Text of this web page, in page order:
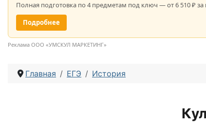
Полная подготовка по 4 предметам под ключ — от 6 510 ₽ за
Подробнее
Реклама ООО «УМСКУЛ МАРКЕТИНГ»
Главная ЕГЭ История